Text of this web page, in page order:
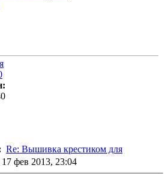
Re: Вышивка крестиком для
17 фев 2013, 23:04